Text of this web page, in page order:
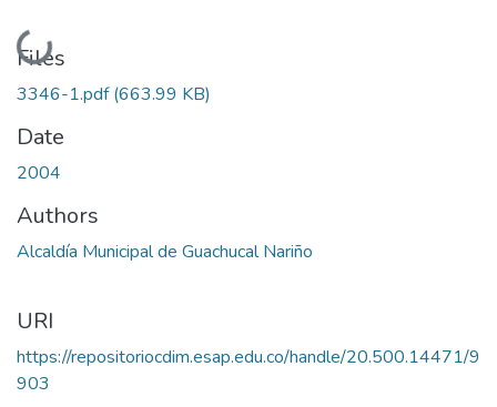
Loading...
Files
3346-1.pdf(663.99 KB)
Date
2004
Authors
Alcaldía Municipal de Guachucal Nariño
URI
https://repositoriocdim.esap.edu.co/handle/20.500.14471/9
903